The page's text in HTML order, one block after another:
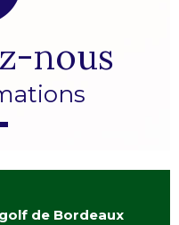
nous
de Bordeaux